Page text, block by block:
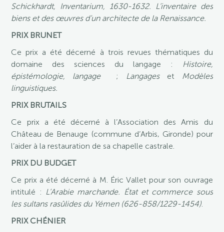
Schickhardt, Inventarium, 1630-1632. L’inventaire des
biens et des œuvres d’un architecte de la Renaissance.
PRIX BRUNET
Ce prix a été décerné à trois revues thématiques du
domaine des sciences du langage : Histoire,
épistémologie, langage
; Langages etModèles
linguistiques.
PRIX BRUTAILS
Ce prix a été décerné à l’Association des Amis du
Château de Benauge (commune d’Arbis, Gironde) pour
l’aider à la restauration de sa chapelle castrale.
PRIX DU BUDGET
Ce prix a été décerné à M. Éric Vallet pour son ouvrage
intitulé : L’Arabie marchande. État et commerce sous
les sultans rasûlides du Yémen (626-858/1229-1454).
PRIX CHÉNIER